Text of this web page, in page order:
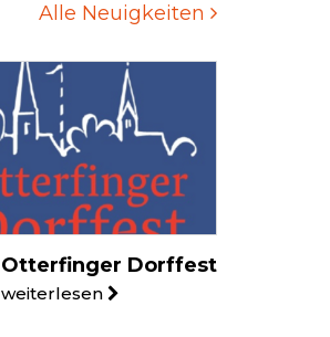
Alle Neuigkeiten
Otterfinger Dorffest
weiterlesen